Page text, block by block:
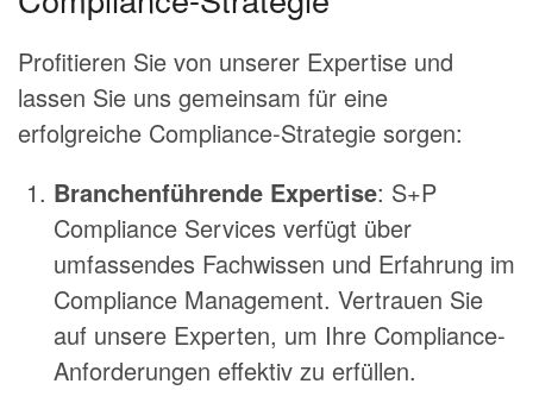
Profitieren Sie von unserer Expertise und
lassen Sie uns gemeinsam für eine
erfolgreiche Compliance-Strategie sorgen:
Branchenführende Expertise: S+P
Compliance Services verfügt über
umfassendes Fachwissen und Erfahrung im
Compliance Management. Vertrauen Sie
auf unsere Experten, um Ihre Compliance-
Anforderungen effektiv zu erfüllen.